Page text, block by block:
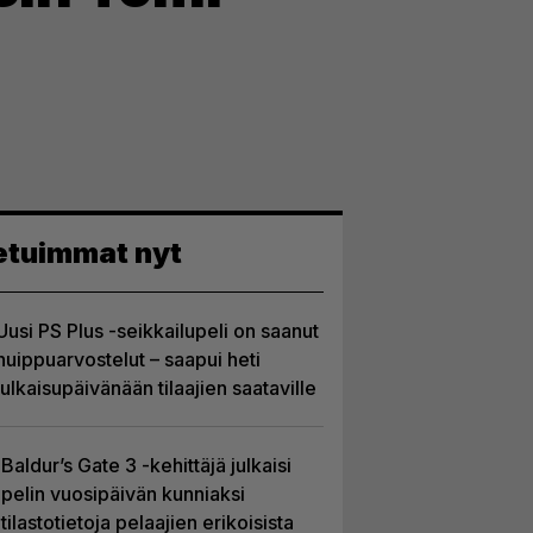
nyt
PS Plus -seikkailupeli on saanut
– saapui heti
tilaajien saataville
Baldur’s Gate 3 -kehittäjä julkaisi
pelin vuosipäivän kunniaksi
tilastotietoja pelaajien erikoisista